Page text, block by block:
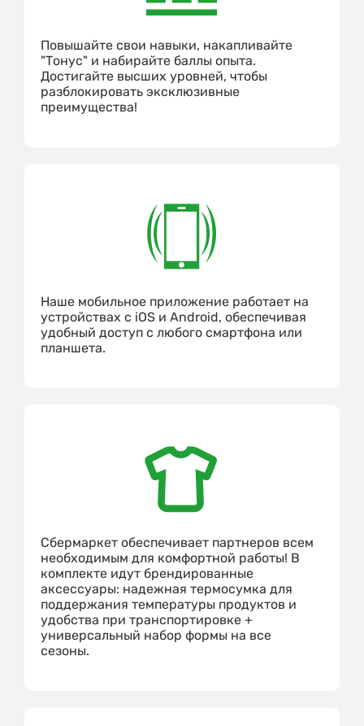
Повышайте свои навыки, накапливайте
"Тонус" и набирайте баллы опыта.
Достигайте высших уровней, чтобы
разблокировать эксклюзивные
преимущества!
Наше мобильное приложение работает на
устройствах с iOS и Android, обеспечивая
удобный доступ с любого смартфона или
планшета.
Сбермаркет обеспечивает партнеров всем
необходимым для комфортной работы! В
комплекте идут брендированные
аксессуары: надежная термосумка для
поддержания температуры продуктов и
удобства при транспортировке +
универсальный набор формы на все
сезоны.